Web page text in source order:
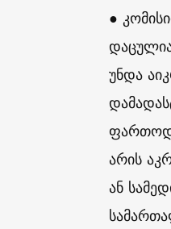
●
უნდა
ფართოდ
არის
ან